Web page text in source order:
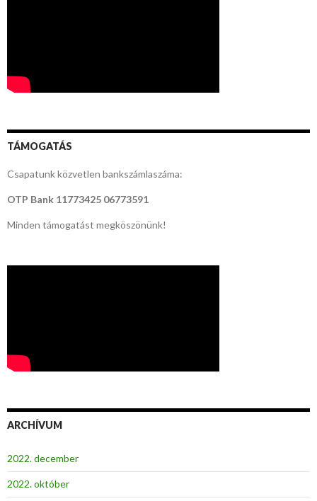
TÁMOGATÁS
Csapatunk közvetlen bankszámlaszáma:
OTP Bank 11773425 06773591
Minden támogatást megköszönünk!
ARCHÍVUM
2022. december
2022. október